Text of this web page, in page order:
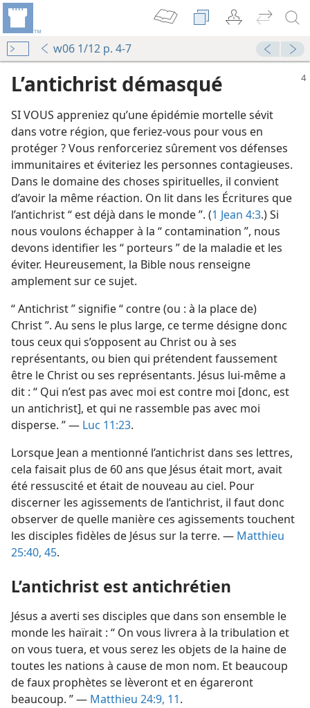
w06 1/12 p. 4-7
L’antichrist démasqué
SI VOUS appreniez qu’une épidémie mortelle sévit
dans votre région, que feriez-​vous pour vous en
protéger ? Vous renforceriez sûrement vos défenses
immunitaires et éviteriez les personnes contagieuses.
Dans le domaine des choses spirituelles, il convient
d’avoir la même réaction. On lit dans les Écritures que
l’antichrist “ est déjà dans le monde ”. (1 Jean 4:3.) Si
nous voulons échapper à la “ contamination ”, nous
devons identifier les “ porteurs ” de la maladie et les
éviter. Heureusement, la Bible nous renseigne
amplement sur ce sujet.
“ Antichrist ” signifie “ contre (ou : à la place de)
Christ ”. Au sens le plus large, ce terme désigne donc
tous ceux qui s’opposent au Christ ou à ses
représentants, ou bien qui prétendent faussement
être le Christ ou ses représentants. Jésus lui-​même a
dit : “ Qui n’est pas avec moi est contre moi [donc, est
un antichrist], et qui ne rassemble pas avec moi
disperse. ” — Luc 11:23.
Lorsque Jean a mentionné l’antichrist dans ses lettres,
cela faisait plus de 60 ans que Jésus était mort, avait
été ressuscité et était de nouveau au ciel. Pour
discerner les agissements de l’antichrist, il faut donc
observer de quelle manière ces agissements touchent
les disciples fidèles de Jésus sur la terre. — Matthieu
25:40, 45.
L’antichrist est antichrétien
Jésus a averti ses disciples que dans son ensemble le
monde les haïrait : “ On vous livrera à la tribulation et
on vous tuera, et vous serez les objets de la haine de
toutes les nations à cause de mon nom. Et beaucoup
de faux prophètes se lèveront et en égareront
beaucoup. ” — Matthieu 24:9, 11.